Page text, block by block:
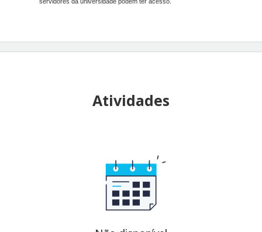
Atividades